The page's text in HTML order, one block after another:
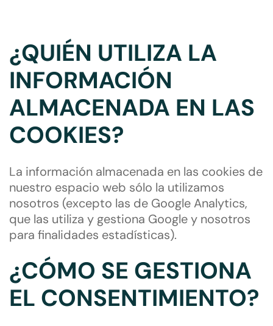
¿QUIÉN UTILIZA LA
INFORMACIÓN
ALMACENADA EN LAS
COOKIES?
La información almacenada en las cookies de
nuestro espacio web sólo la utilizamos
nosotros (excepto las de Google Analytics,
que las utiliza y gestiona Google y nosotros
para finalidades estadísticas).
¿CÓMO SE GESTIONA
EL CONSENTIMIENTO?